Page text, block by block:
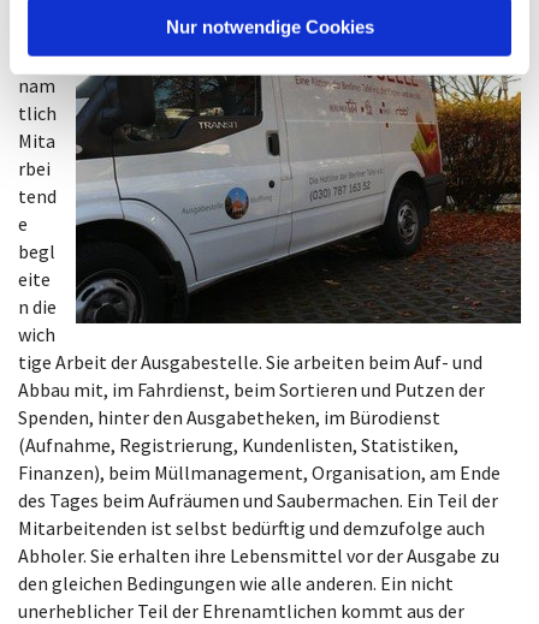
Nur notwendige Cookies
ehre
nam
tlich
Mita
rbei
tend
e
begl
eite
n die
wich
tige Arbeit der Ausgabestelle. Sie arbeiten beim Auf- und
Abbau mit, im Fahrdienst, beim Sortieren und Putzen der
Spenden, hinter den Ausgabetheken, im Bürodienst
(Aufnahme, Registrierung, Kundenlisten, Statistiken,
Finanzen), beim Müllmanagement, Organisation, am Ende
des Tages beim Aufräumen und Saubermachen. Ein Teil der
Mitarbeitenden ist selbst bedürftig und demzufolge auch
Abholer. Sie erhalten ihre Lebensmittel vor der Ausgabe zu
den gleichen Bedingungen wie alle anderen. Ein nicht
unerheblicher Teil der Ehrenamtlichen kommt aus der